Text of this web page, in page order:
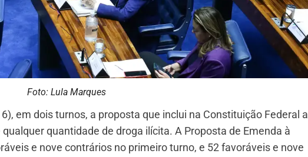
Foto: Lula Marques
em dois turnos, a proposta que inclui na Constituição Federal a
quantidade de droga ilícita. A Proposta de Emenda à
e nove contrários no primeiro turno, e 52 favoráveis e nove